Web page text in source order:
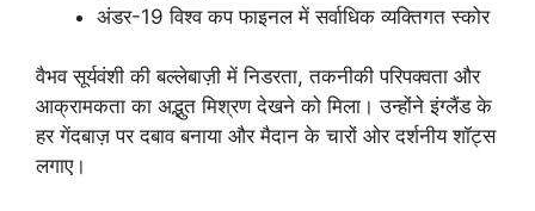
अंडर-19 विश्व कप फाइनल में सर्वाधिक व्यक्तिगत स्कोर
वैभव सूर्यवंशी की बल्लेबाज़ी में निडरता, तकनीकी परिपक्वता और
आक्रामकता का अद्भुत मिश्रण देखने को मिला। उन्होंने इंग्लैंड के
हर गेंदबाज़ पर दबाव बनाया और मैदान के चारों ओर दर्शनीय शॉट्स
लगाए।